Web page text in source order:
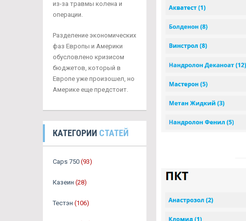
из-за травмы колена и
операции.
Разделение экономических
фаз Европы и Америки
обусловлено кризисом
бюджетов, который в
Европе уже произошел, но
Америке еще предстоит.
КАТЕГОРИИ СТАТЕЙ
Caps 750 (93)
Казеин (28)
Тестэн (106)